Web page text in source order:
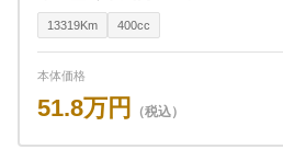
13319Km 400cc
本体価格
51.8万円 （税込）